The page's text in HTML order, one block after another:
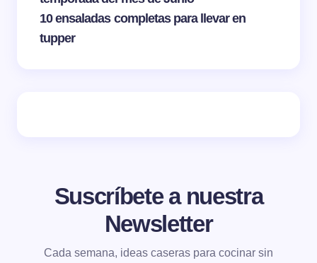
10 ensaladas completas para llevar en
tupper
Suscríbete a nuestra
Newsletter
Cada semana, ideas caseras para cocinar sin